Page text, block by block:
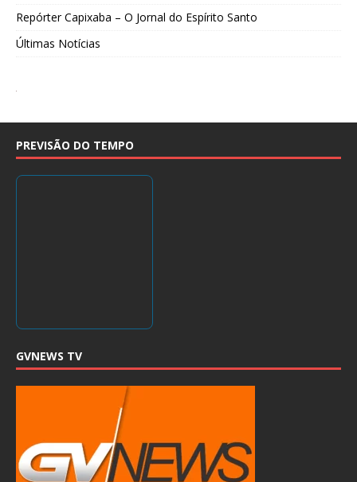
Repórter Capixaba – O Jornal do Espírito Santo
Últimas Notícias
PREVISÃO DO TEMPO
GVNEWS TV